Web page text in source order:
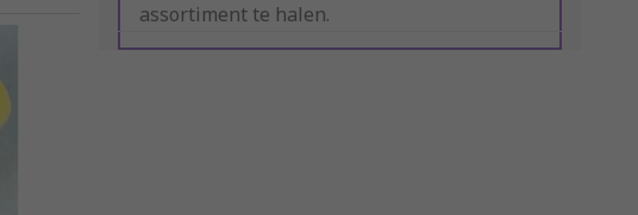
assortiment te halen.